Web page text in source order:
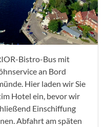
Bistro-Bus mit
an Bord
Hier laden wir Sie
Hotel ein, bevor wir
Einschiffung
Abfahrt am späten